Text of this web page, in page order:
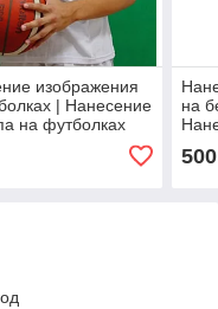
изображения
| Нанесение
на футболках
на
500